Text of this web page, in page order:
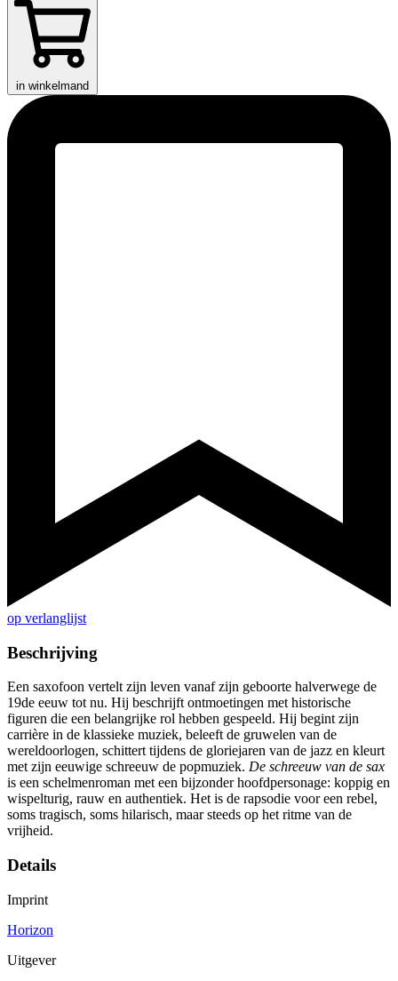
in winkelmand
op verlanglijst
Beschrijving
Een saxofoon vertelt zijn leven vanaf zijn geboorte halverwege de
19de eeuw tot nu. Hij beschrijft ontmoetingen met historische
figuren die een belangrijke rol hebben gespeeld. Hij begint zijn
carrière in de klassieke muziek, beleeft de gruwelen van de
wereldoorlogen, schittert tijdens de gloriejaren van de jazz en kleurt
met zijn eeuwige schreeuw de popmuziek. De schreeuw van de sax
is een schelmenroman met een bijzonder hoofdpersonage: koppig en
wispelturig, rauw en authentiek. Het is de rapsodie voor een rebel,
soms tragisch, soms hilarisch, maar steeds op het ritme van de
vrijheid.
Details
Imprint
Horizon
Uitgever